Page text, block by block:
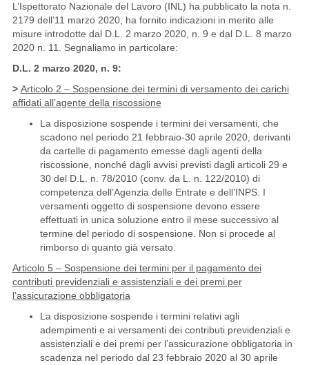
L’Ispettorato Nazionale del Lavoro (INL) ha pubblicato la nota n.
2179 dell’11 marzo 2020, ha fornito indicazioni in merito alle
misure introdotte dal D.L. 2 marzo 2020, n. 9 e dal D.L. 8 marzo
2020 n. 11. Segnaliamo in particolare:
D.L. 2 marzo 2020, n. 9:
> Articolo 2 – Sospensione dei termini di versamento dei carichi
affidati all’agente della riscossione
La disposizione sospende i termini dei versamenti, che
scadono nel periodo 21 febbraio-30 aprile 2020, derivanti
da cartelle di pagamento emesse dagli agenti della
riscossione, nonché dagli avvisi previsti dagli articoli 29 e
30 del D.L. n. 78/2010 (conv. da L. n. 122/2010) di
competenza dell’Agenzia delle Entrate e dell’INPS. I
versamenti oggetto di sospensione devono essere
effettuati in unica soluzione entro il mese successivo al
termine del periodo di sospensione. Non si procede al
rimborso di quanto già versato.
Articolo 5 – Sospensione dei termini per il pagamento dei
contributi previdenziali e assistenziali e dei premi per
l’assicurazione obbligatoria
La disposizione sospende i termini relativi agli
adempimenti e ai versamenti dei contributi previdenziali e
assistenziali e dei premi per l’assicurazione obbligatoria in
scadenza nel periodo dal 23 febbraio 2020 al 30 aprile